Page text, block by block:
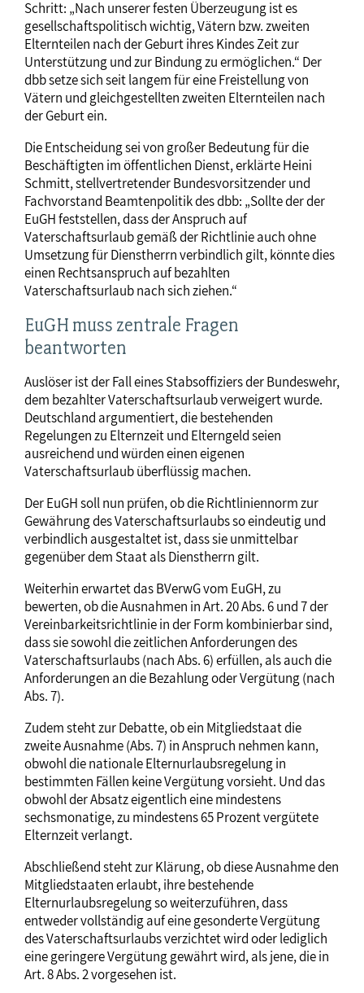
Schritt: „Nach unserer festen Überzeugung ist es
gesellschaftspolitisch wichtig, Vätern bzw. zweiten
Elternteilen nach der Geburt ihres Kindes Zeit zur
Unterstützung und zur Bindung zu ermöglichen.“ Der
dbb setze sich seit langem für eine Freistellung von
Vätern und gleichgestellten zweiten Elternteilen nach
der Geburt ein.
Die Entscheidung sei von großer Bedeutung für die
Beschäftigten im öffentlichen Dienst, erklärte Heini
Schmitt, stellvertretender Bundesvorsitzender und
Fachvorstand Beamtenpolitik des dbb: „Sollte der der
EuGH feststellen, dass der Anspruch auf
Vaterschaftsurlaub gemäß der Richtlinie auch ohne
Umsetzung für Dienstherrn verbindlich gilt, könnte dies
einen Rechtsanspruch auf bezahlten
Vaterschaftsurlaub nach sich ziehen.“
EuGH muss zentrale Fragen
beantworten
Auslöser ist der Fall eines Stabsoffiziers der Bundeswehr,
dem bezahlter Vaterschaftsurlaub verweigert wurde.
Deutschland argumentiert, die bestehenden
Regelungen zu Elternzeit und Elterngeld seien
ausreichend und würden einen eigenen
Vaterschaftsurlaub überflüssig machen.
Der EuGH soll nun prüfen, ob die Richtliniennorm zur
Gewährung des Vaterschaftsurlaubs so eindeutig und
verbindlich ausgestaltet ist, dass sie unmittelbar
gegenüber dem Staat als Dienstherrn gilt.
Weiterhin erwartet das BVerwG vom EuGH, zu
bewerten, ob die Ausnahmen in Art. 20 Abs. 6 und 7 der
Vereinbarkeitsrichtlinie in der Form kombinierbar sind,
dass sie sowohl die zeitlichen Anforderungen des
Vaterschaftsurlaubs (nach Abs. 6) erfüllen, als auch die
Anforderungen an die Bezahlung oder Vergütung (nach
Abs. 7).
Zudem steht zur Debatte, ob ein Mitgliedstaat die
zweite Ausnahme (Abs. 7) in Anspruch nehmen kann,
obwohl die nationale Elternurlaubsregelung in
bestimmten Fällen keine Vergütung vorsieht. Und das
obwohl der Absatz eigentlich eine mindestens
sechsmonatige, zu mindestens 65 Prozent vergütete
Elternzeit verlangt.
Abschließend steht zur Klärung, ob diese Ausnahme den
Mitgliedstaaten erlaubt, ihre bestehende
Elternurlaubsregelung so weiterzuführen, dass
entweder vollständig auf eine gesonderte Vergütung
des Vaterschaftsurlaubs verzichtet wird oder lediglich
eine geringere Vergütung gewährt wird, als jene, die in
Art. 8 Abs. 2 vorgesehen ist.